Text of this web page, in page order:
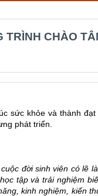
TRÌNH CHÀO
sức khỏe và thành
phát triển.
đời sinh viên có lẽ
tập và trải nghiệm
kinh nghiệm, kiến